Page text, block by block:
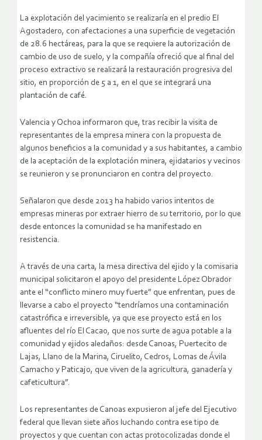
La explotación del yacimiento se realizaría en el predio El
Agostadero, con afectaciones a una superficie de vegetación
de 28.6 hectáreas, para la que se requiere la autorización de
cambio de uso de suelo, y la compañía ofreció que al final del
proceso extractivo se realizará la restauración progresiva del
sitio, en proporción de 5 a 1, en el que se integrará una
plantación de café.
Valencia y Ochoa informaron que, tras recibir la visita de
representantes de la empresa minera con la propuesta de
algunos beneficios a la comunidad y a sus habitantes, a cambio
de la aceptación de la explotación minera, ejidatarios y vecinos
se reunieron y se pronunciaron en contra del proyecto.
Señalaron que desde 2013 ha habido varios intentos de
empresas mineras por extraer hierro de su territorio, por lo que
desde entonces la comunidad se ha manifestado en
resistencia.
A través de una carta, la mesa directiva del ejido y la comisaria
municipal solicitaron el apoyo del presidente López Obrador
ante el “conflicto minero muy fuerte” que enfrentan, pues de
llevarse a cabo el proyecto “tendríamos una contaminación
catastrófica e irreversible, ya que ese proyecto está en los
afluentes del río El Cacao, que nos surte de agua potable a la
comunidad y ejidos aledaños: desde Canoas, Puertecito de
Lajas, Llano de la Marina, Ciruelito, Cedros, Lomas de Ávila
Camacho y Paticajo, que viven de la agricultura, ganadería y
cafeticultura”.
Los representantes de Canoas expusieron al jefe del Ejecutivo
federal que llevan siete años luchando contra ese tipo de
proyectos y que cuentan con actas protocolizadas donde el